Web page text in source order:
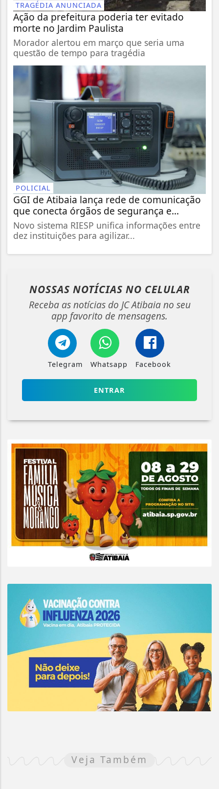
TRAGÉDIA ANUNCIADA
Ação da prefeitura poderia ter evitado
morte no Jardim Paulista
Morador alertou em março que seria uma
questão de tempo para tragédia
POLICIAL
GGI de Atibaia lança rede de comunicação
que conecta órgãos de segurança e...
Novo sistema RIESP unifica informações entre
dez instituições para agilizar...
NOSSAS NOTÍCIAS NO CELULAR
Receba as notícias do JC Atibaia no seu
app favorito de mensagens.
Telegram Whatsapp Facebook
ENTRAR
Veja Também